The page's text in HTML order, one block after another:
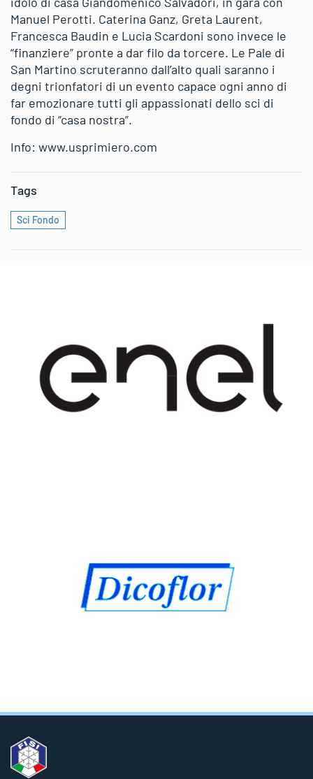
Manuel Perotti. Caterina Ganz, Greta Laurent,
Francesca Baudin e Lucia Scardoni sono invece le
“finanziere” pronte a dar filo da torcere. Le Pale di
San Martino scruteranno dall’alto quali saranno i
degni trionfatori di un evento capace ogni anno di
far emozionare tutti gli appassionati dello sci di
fondo di “casa nostra”.
Info: www.usprimiero.com
Tags
Sci Fondo